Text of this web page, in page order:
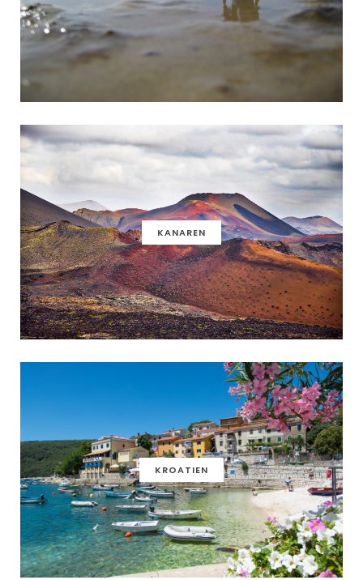
KANAREN
KROATIEN